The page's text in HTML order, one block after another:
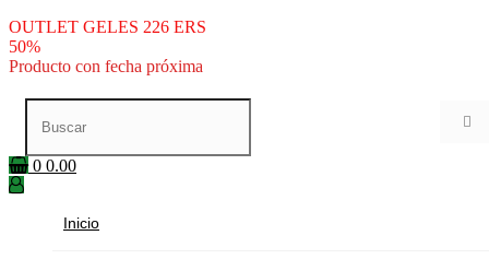
OUTLET GELES 226 ERS
50%
Producto con fecha próxima

0 0.00
Inicio